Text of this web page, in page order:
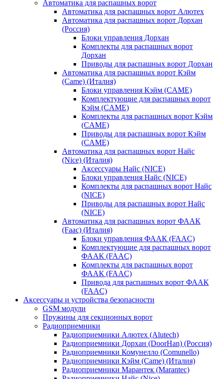
Автоматика для распашных ворот
Автоматика для распашных ворот Алютех
Автоматика для распашных ворот Дорхан
(Россия)
Блоки управления Дорхан
Комплекты для распашных ворот
Дорхан
Приводы для распашных ворот Дорхан
Автоматика для распашных ворот Кэйм
(Came) (Италия)
Блоки управления Кэйм (CAME)
Комплектующие для распашных ворот
Кэйм (CAME)
Комплекты для распашных ворот Кэйм
(CAME)
Приводы для распашных ворот Кэйм
(CAME)
Автоматика для распашных ворот Найс
(Nice) (Италия)
Аксессуары Найс (NICE)
Блоки управления Найс (NICE)
Комплекты для распашных ворот Найс
(NICE)
Приводы для распашных ворот Найс
(NICE)
Автоматика для распашных ворот ФААК
(Faac) (Италия)
Блоки управления ФААК (FAAC)
Комплектующие для распашных ворот
ФААК (FAAC)
Комплекты для распашных ворот
ФААК (FAAC)
Привода для распашных ворот ФААК
(FAAC)
Аксессуары и устройства безопасности
GSM модули
Пружины для секционных ворот
Радиоприемники
Радиоприемники Алютех (Alutech)
Радиоприемники Дорхан (DoorHan) (Россия)
Радиоприемники Комунелло (Comunello)
Радиоприемники Кэйм (Came) (Италия)
Радиоприемники Марантек (Marantec)